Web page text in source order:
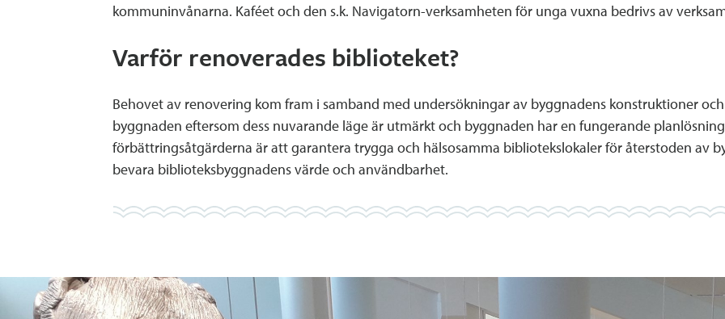
kommuninvånarna. Kaféet och den s.k. Navigatorn-verksamheten för unga vuxna bedrivs av
Varför renoverades biblioteket?
Behovet av renovering kom fram i samband med undersökningar av byggnadens konstruktioner
byggnaden eftersom dess nuvarande läge är utmärkt och byggnaden har en fungerande
förbättringsåtgärderna är att garantera trygga och hälsosamma bibliotekslokaler för återstoden av
bevara biblioteksbyggnadens värde och användbarhet.